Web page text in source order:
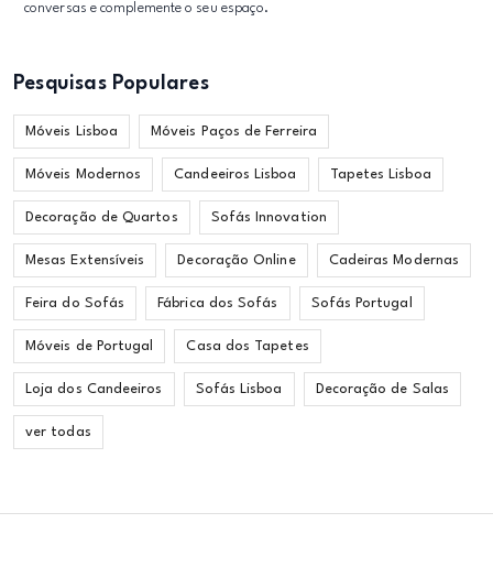
conversas e complemente o seu espaço.
Pesquisas Populares
Móveis Lisboa Móveis Paços de Ferreira
Móveis Modernos Candeeiros Lisboa Tapetes Lisboa
Decoração de Quartos Sofás Innovation
Mesas Extensíveis Decoração Online Cadeiras Modernas
Feira do Sofás Fábrica dos Sofás Sofás Portugal
Móveis de Portugal Casa dos Tapetes
Loja dos Candeeiros Sofás Lisboa Decoração de Salas
ver todas